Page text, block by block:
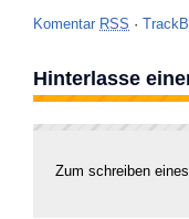
Komentar RSS ·
Hinterlasse
Zum schreiben